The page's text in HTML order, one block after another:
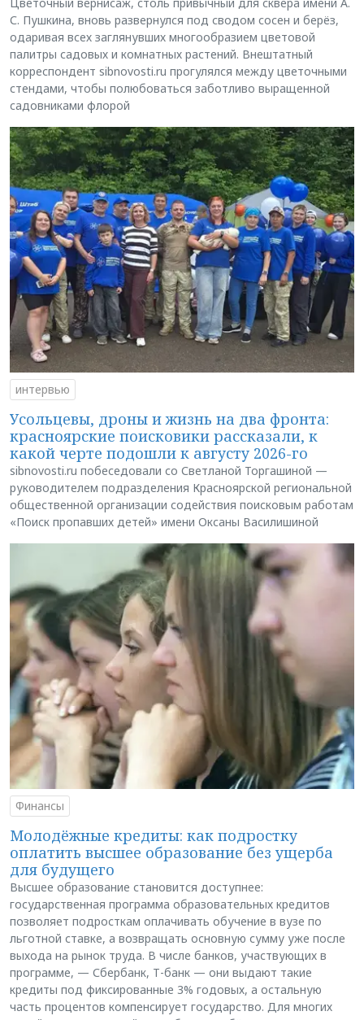
С. Пушкина, вновь развернулся под сводом сосен и берёз,
одаривая всех заглянувших многообразием цветовой
палитры садовых и комнатных растений. Внештатный
корреспондент sibnovosti.ru прогулялся между цветочными
стендами, чтобы полюбоваться заботливо выращенной
садовниками флорой
интервью
Усольцевы, дроны и жизнь на два фронта:
красноярские поисковики рассказали, к
какой черте подошли к августу 2026-го
sibnovosti.ru побеседовали со Светланой Торгашиной —
руководителем подразделения Красноярской региональной
общественной организации содействия поисковым работам
«Поиск пропавших детей» имени Оксаны Василишиной
Финансы
Молодёжные кредиты: как подростку
оплатить высшее образование без ущерба
для будущего
Высшее образование становится доступнее:
государственная программа образовательных кредитов
позволяет подросткам оплачивать обучение в вузе по
льготной ставке, а возвращать основную сумму уже после
выхода на рынок труда. В числе банков, участвующих в
программе, — Сбербанк, Т-банк — они выдают такие
кредиты под фиксированные 3% годовых, а остальную
часть процентов компенсирует государство. Для многих